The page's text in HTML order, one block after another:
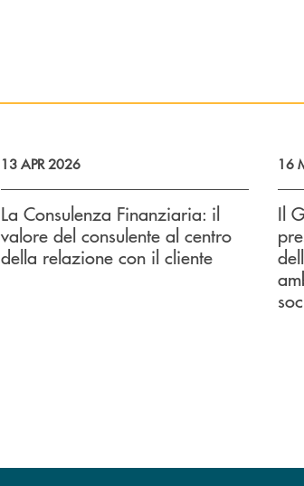
13 APR 2026
La Consulenza Finanziaria: il
valore del consulente al centro
della relazione con il cliente
16
Il